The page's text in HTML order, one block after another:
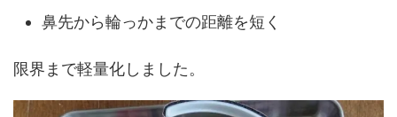
鼻先から輪っかまでの距離を短く
限界まで軽量化しました。